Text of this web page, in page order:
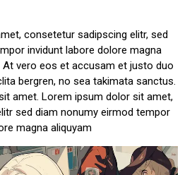
consetetur sadipscing elitr, sed
invidunt labore dolore magna
At vero eos et accusam et justo duo
bergren, no sea takimata sanctus.
amet. Lorem ipsum dolor sit amet,
sed diam nonumy eirmod tempor
magna aliquyam